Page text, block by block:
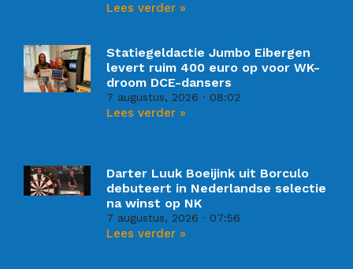
Lees verder »
Statiegeldactie Jumbo Eibergen
levert ruim 400 euro op voor WK-
droom DCE-dansers
7 augustus, 2026 08:02
Lees verder »
Darter Luuk Boeijink uit Borculo
debuteert in Nederlandse selectie
na winst op NK
7 augustus, 2026 07:56
Lees verder »